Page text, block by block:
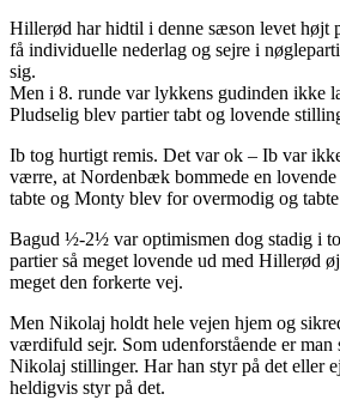
Hillerød har hidtil i denne sæson levet højt
få individuelle nederlag og sejre i
sig.
Men i 8. runde var lykkens gudinden ikke
Pludselig blev partier tabt og lovende
Ib tog hurtigt remis. Det var ok – Ib var
værre, at Nordenbæk bommede en
tabte og Monty blev for overmodig og
Bagud ½-2½ var optimismen dog stadig i
partier så meget lovende ud med Hillerød
meget den forkerte vej.
Men Nikolaj holdt hele vejen hjem og
værdifuld sejr. Som udenforstående er
Nikolaj stillinger. Har han styr på det eller
heldigvis styr på det.